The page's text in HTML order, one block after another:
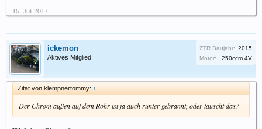
15. Juli 2017
ickemon
Aktives Mitglied
ZTR Baujahr: 2015
Motor:
250ccm 4V
Zitat von klempnertommy: ↑
Der Chrom außen auf dem Rohr ist ja auch runter gebrannt, oder täuscht das?